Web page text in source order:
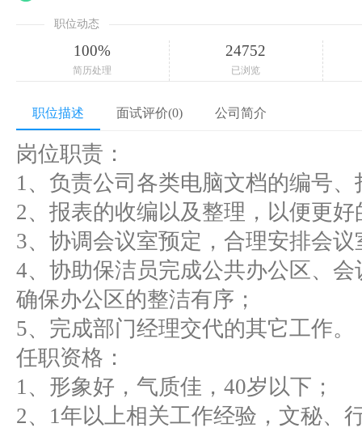
职位动态
100%
简历处理
24752
已浏览
职位描述 面试评价(0) 公司简介
岗位职责：
1、负责公司各类电脑文档的编号
2、报表的收编以及整理，以便更
3、协调会议室预定，合理安排会议
4、协助保洁员完成公共办公区、
确保办公区的整洁有序；
5、完成部门经理交代的其它工作。
任职资格：
1、形象好，气质佳，40岁以下；
2、1年以上相关工作经验，文秘、